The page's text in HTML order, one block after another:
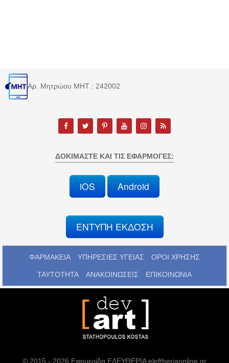
Αρ. Μητρώου MHT : 242002
ΔΟΚΙΜΆΣΤΕ ΚΑΙ ΤΙΣ ΕΦΑΡΜΟΓΈΣ:
iOS Android
ΕΝΤΥΠΗ ΕΚΔΟΣΗ
ΦΑΡΜΑΚΕΙΑ ΥΠΗΡΕΣΙΕΣ ΥΓΕΙΑΣ ΟΡΟΙ ΧΡΗΣΗΣ
ΤΑΥΤΟΤΗΤΑ ΑΝΑΚΟΙΝΩΣΕΙΣ ΕΠΙΚΟΙΝΩΝΙΑ
© 2015 - 2026 Εφημερίδα ΕΛΕΥΘΕΡΙΑ eleftheriaonline.gr